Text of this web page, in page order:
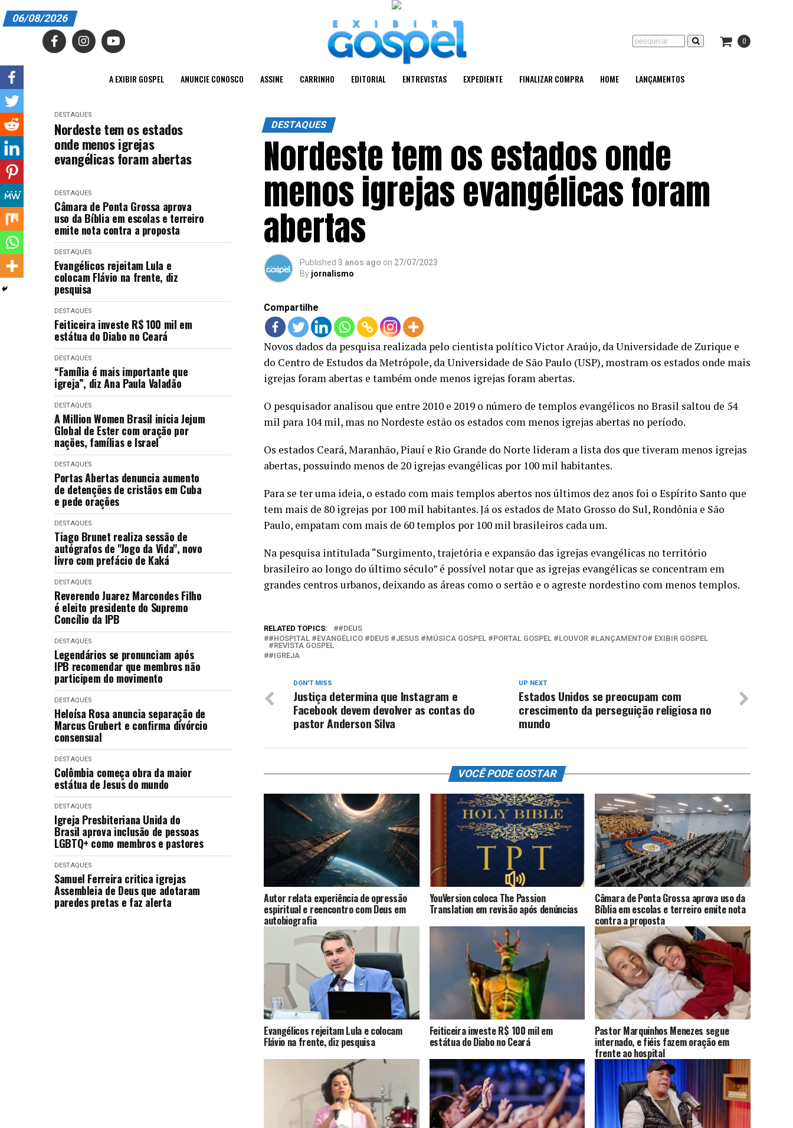
A EXIBIR GOSPEL
EDITORIAL
EXPEDIENTE
FINALIZAR COMPRA
HOME
LANÇAMENTOS
06/08/2026
0
A EXIBIR GOSPEL ANUNCIE CONOSCO ASSINE CARRINHO EDITORIAL ENTREVISTAS EXPEDIENTE FINALIZAR COMPRA HOME LANÇAMENTOS
DESTAQUES
Nordeste tem os estados
onde menos igrejas
evangélicas foram abertas
DESTAQUES
Câmara de Ponta Grossa aprova
uso da Bíblia em escolas e terreiro
emite nota contra a proposta
DESTAQUES
Evangélicos rejeitam Lula e
colocam Flávio na frente, diz
pesquisa
DESTAQUES
Feiticeira investe R$ 100 mil em
estátua do Diabo no Ceará
DESTAQUES
“Família é mais importante que
igreja”, diz Ana Paula Valadão
DESTAQUES
A Million Women Brasil inicia Jejum
Global de Ester com oração por
nações, famílias e Israel
DESTAQUES
Portas Abertas denuncia aumento
de detenções de cristãos em Cuba
e pede orações
DESTAQUES
Tiago Brunet realiza sessão de
autógrafos de "Jogo da Vida", novo
livro com prefácio de Kaká
DESTAQUES
Reverendo Juarez Marcondes Filho
é eleito presidente do Supremo
Concílio da IPB
DESTAQUES
Legendários se pronunciam após
IPB recomendar que membros não
participem do movimento
DESTAQUES
Heloísa Rosa anuncia separação de
Marcus Grubert e confirma divórcio
consensual
DESTAQUES
Colômbia começa obra da maior
estátua de Jesus do mundo
DESTAQUES
Igreja Presbiteriana Unida do
Brasil aprova inclusão de pessoas
LGBTQ+ como membros e pastores
DESTAQUES
Samuel Ferreira critica igrejas
Assembleia de Deus que adotaram
paredes pretas e faz alerta
DESTAQUES
Nordeste tem os estados onde
menos igrejas evangélicas foram
abertas
Published 3 anos ago on 27/07/2023
By jornalismo
Compartilhe
Novos dados da pesquisa realizada pelo cientista político Victor Araújo, da Universidade de Zurique e
do Centro de Estudos da Metrópole, da Universidade de São Paulo (USP), mostram os estados onde mais
igrejas foram abertas e também onde menos igrejas foram abertas.
O pesquisador analisou que entre 2010 e 2019 o número de templos evangélicos no Brasil saltou de 54
mil para 104 mil, mas no Nordeste estão os estados com menos igrejas abertas no período.
Os estados Ceará, Maranhão, Piauí e Rio Grande do Norte lideram a lista dos que tiveram menos igrejas
abertas, possuindo menos de 20 igrejas evangélicas por 100 mil habitantes.
Para se ter uma ideia, o estado com mais templos abertos nos últimos dez anos foi o Espírito Santo que
tem mais de 80 igrejas por 100 mil habitantes. Já os estados de Mato Grosso do Sul, Rondônia e São
Paulo, empatam com mais de 60 templos por 100 mil brasileiros cada um.
Na pesquisa intitulada “Surgimento, trajetória e expansão das igrejas evangélicas no território
brasileiro ao longo do último século” é possível notar que as igrejas evangélicas se concentram em
grandes centros urbanos, deixando as áreas como o sertão e o agreste nordestino com menos templos.
RELATED TOPICS:
#DEUS
#HOSPITAL #EVANGÉLICO #DEUS #JESUS #MÚSICA GOSPEL #PORTAL GOSPEL #LOUVOR #LANÇAMENTO# EXIBIR GOSPEL
#REVISTA GOSPEL
#IGREJA
UP NEXT
Estados Unidos se preocupam com
crescimento da perseguição religiosa no
mundo
DON'T MISS
Justiça determina que Instagram e
Facebook devem devolver as contas do
pastor Anderson Silva
VOCÊ PODE GOSTAR
Autor relata experiência de opressão
espiritual e reencontro com Deus em
autobiografia
YouVersion coloca The Passion
Translation em revisão após denúncias
Câmara de Ponta Grossa aprova uso da
Bíblia em escolas e terreiro emite nota
contra a proposta
Evangélicos rejeitam Lula e colocam
Flávio na frente, diz pesquisa
Feiticeira investe R$ 100 mil em
estátua do Diabo no Ceará
Pastor Marquinhos Menezes segue
internado, e fiéis fazem oração em
frente ao hospital